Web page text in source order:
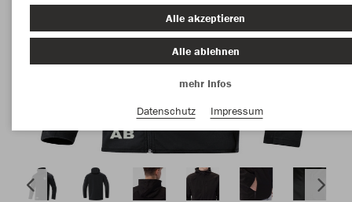
Alle akzeptieren
Alle ablehnen
mehr Infos
Datenschutz
Impressum